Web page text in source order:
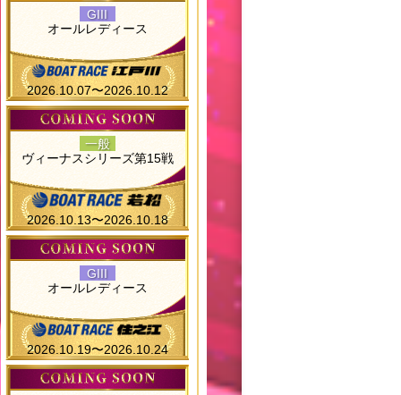
GIII
オールレディース
2026.10.07〜2026.10.12
一般
ヴィーナスシリーズ第15戦
2026.10.13〜2026.10.18
GIII
オールレディース
2026.10.19〜2026.10.24